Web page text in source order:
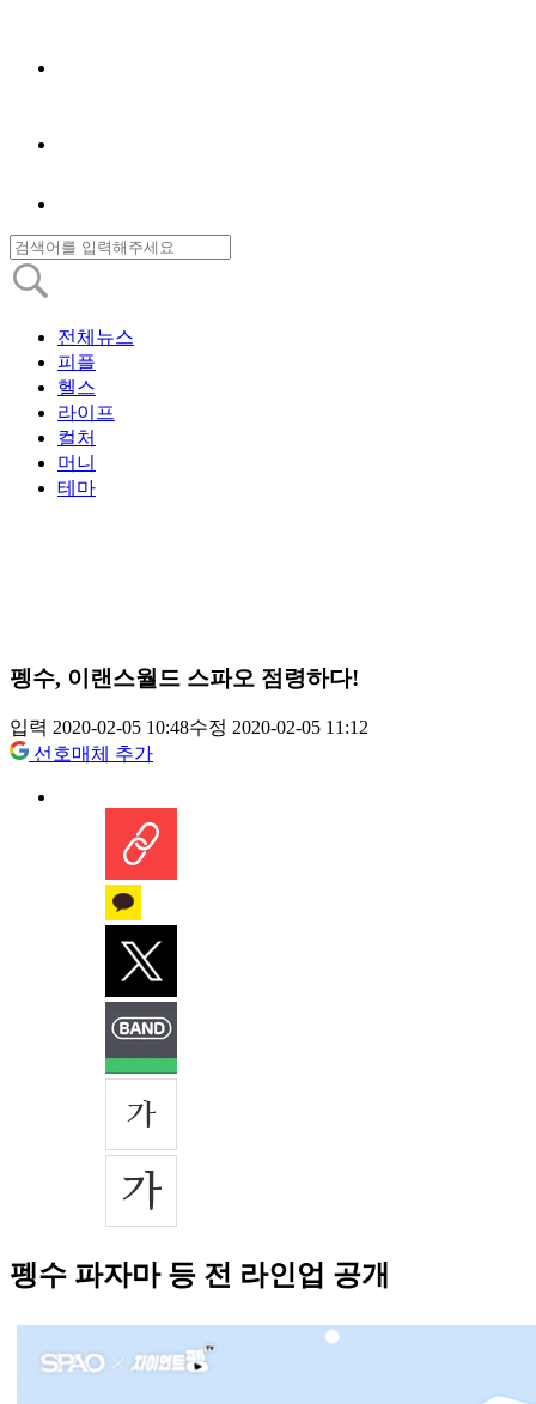
전체뉴스
피플
헬스
라이프
컬처
머니
테마
펭수, 이랜스월드 스파오 점령하다!
입력 2020-02-05 10:48수정 2020-02-05 11:12
선호매체 추가
펭수 파자마 등 전 라인업 공개